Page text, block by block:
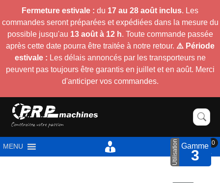
Fermeture estivale : du 17 au 28 août inclus. Les
commandes seront préparées et expédiées dans la mesure du
possible jusqu'au 13 août à 12 h. Toute commande passée
après cette date pourra être traitée à notre retour. ⚠️ Période
estivale : Les délais annoncés par les transporteurs ne
peuvent pas toujours être garantis en juillet et en août. Merci
d'anticiper vos commandes.
MENU 0
Utilisation Gamme
3